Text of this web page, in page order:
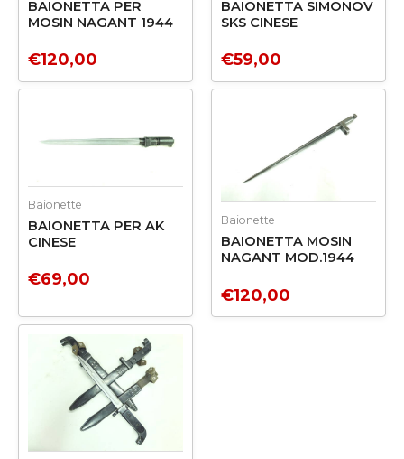
BAIONETTA PER
MOSIN NAGANT 1944
€120,00
BAIONETTA SIMONOV
SKS CINESE
€59,00
Baionette
BAIONETTA PER AK
CINESE
€69,00
Baionette
BAIONETTA MOSIN
NAGANT MOD.1944
€120,00